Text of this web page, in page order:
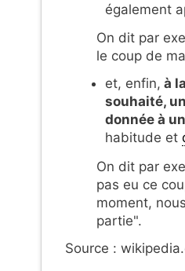
également
On dit par
le coup de
et, enfin, à la
souhaité,
donnée à
habitude et
On dit par
pas eu ce
moment,
partie".
Source :